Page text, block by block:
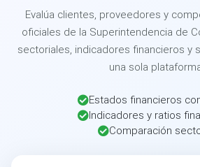
Evalúa clientes, proveedores y
oficiales de la Superintendencia de
sectoriales, indicadores financieros y
una sola
Estados financieros
Indicadores y ratios
Comparación